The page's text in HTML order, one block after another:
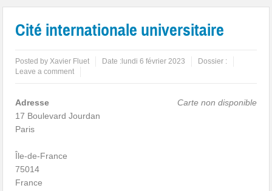
Cité internationale universitaire
Posted byXavier Fluet Date : lundi 6 février 2023
Dossier :
Leave a comment
Carte non disponible
Adresse
17 Boulevard Jourdan
Paris
Île-de-France
75014
France